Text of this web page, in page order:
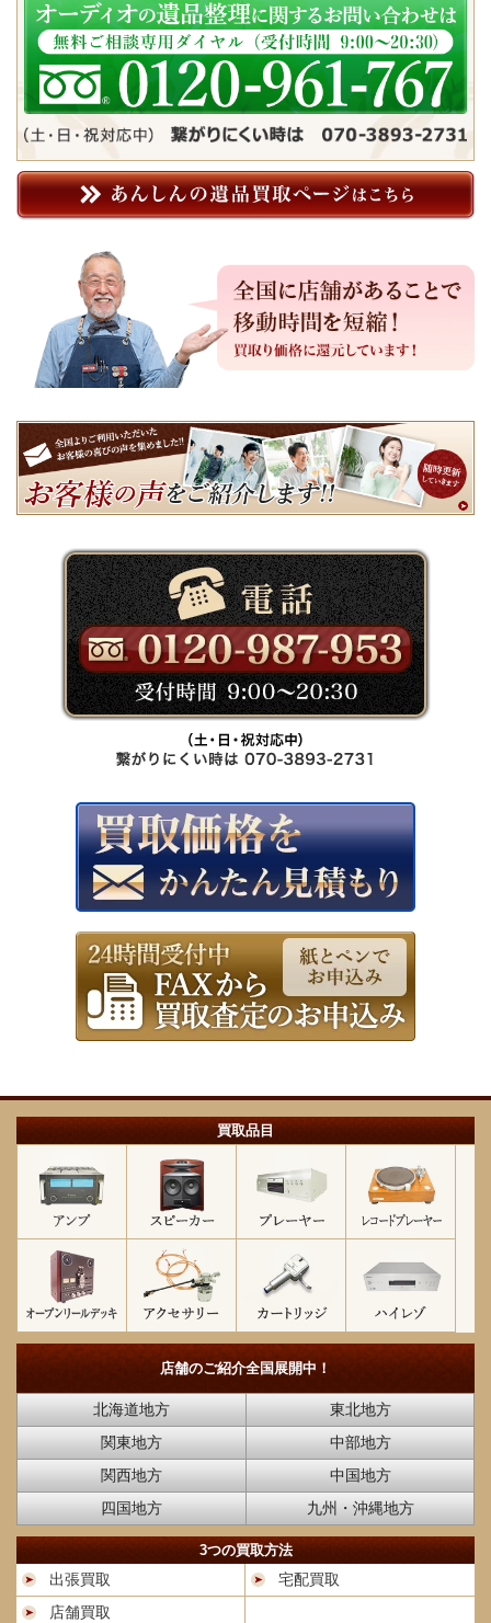
買取品目
店舗のご紹介全国展開中！
北海道地方
東北地方
関東地方
中部地方
関西地方
中国地方
四国地方
九州・沖縄地方
3つの買取方法
出張買取
宅配買取
店舗買取